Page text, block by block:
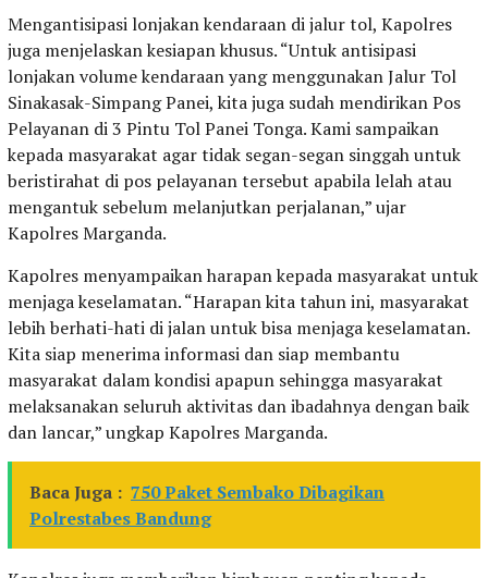
Mengantisipasi lonjakan kendaraan di jalur tol, Kapolres
juga menjelaskan kesiapan khusus. “Untuk antisipasi
lonjakan volume kendaraan yang menggunakan Jalur Tol
Sinakasak-Simpang Panei, kita juga sudah mendirikan Pos
Pelayanan di 3 Pintu Tol Panei Tonga. Kami sampaikan
kepada masyarakat agar tidak segan-segan singgah untuk
beristirahat di pos pelayanan tersebut apabila lelah atau
mengantuk sebelum melanjutkan perjalanan,” ujar
Kapolres Marganda.
Kapolres menyampaikan harapan kepada masyarakat untuk
menjaga keselamatan. “Harapan kita tahun ini, masyarakat
lebih berhati-hati di jalan untuk bisa menjaga keselamatan.
Kita siap menerima informasi dan siap membantu
masyarakat dalam kondisi apapun sehingga masyarakat
melaksanakan seluruh aktivitas dan ibadahnya dengan baik
dan lancar,” ungkap Kapolres Marganda.
Baca Juga : 750 Paket Sembako Dibagikan
Polrestabes Bandung